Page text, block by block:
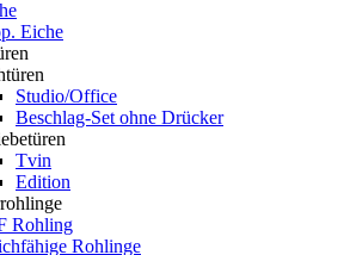
Eiche
Studio/Office
Beschlag-Set ohne Drücker
Tvin
Edition
Rohling
Rohlinge